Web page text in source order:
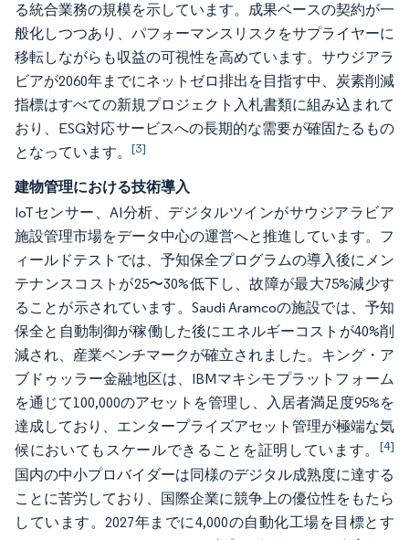
る統合業務の規模を示しています。成果ベースの契約が一
般化しつつあり、パフォーマンスリスクをサプライヤーに
移転しながらも収益の可視性を高めています。サウジアラ
ビアが2060年までにネットゼロ排出を目指す中、炭素削減
指標はすべての新規プロジェクト入札書類に組み込まれて
おり、ESG対応サービスへの長期的な需要が確固たるもの
となっています。 [3]
建物管理における技術導入
IoTセンサー、AI分析、デジタルツインがサウジアラビア
施設管理市場をデータ中心の運営へと推進しています。フ
ィールドテストでは、予知保全プログラムの導入後にメン
テナンスコストが25〜30%低下し、故障が最大75%減少す
ることが示されています。Saudi Aramcoの施設では、予知
保全と自動制御が稼働した後にエネルギーコストが40%削
減され、産業ベンチマークが確立されました。キング・ア
ブドゥッラー金融地区は、IBMマキシモプラットフォーム
を通じて100,000のアセットを管理し、入居者満足度95%を
達成しており、エンタープライズアセット管理が極端な気
候においてもスケールできることを証明しています。 [4]
国内の中小プロバイダーは同様のデジタル成熟度に達する
ことに苦労しており、国際企業に競争上の優位性をもたら
しています。2027年までに4,000の自動化工場を目標とす